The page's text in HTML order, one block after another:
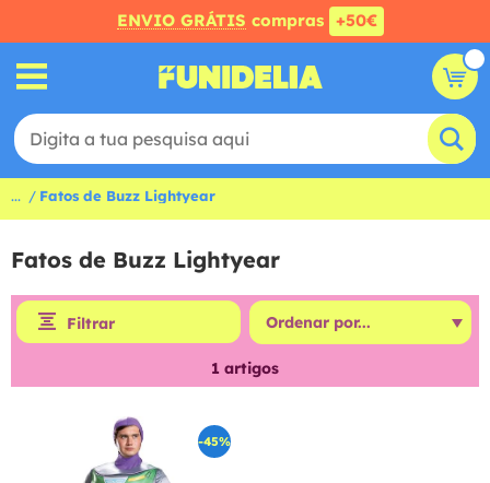
ENVIO GRÁTIS compras +50€
... Fatos de Buzz Lightyear
Fatos de Buzz Lightyear
Filtrar
1 artigos
-45%